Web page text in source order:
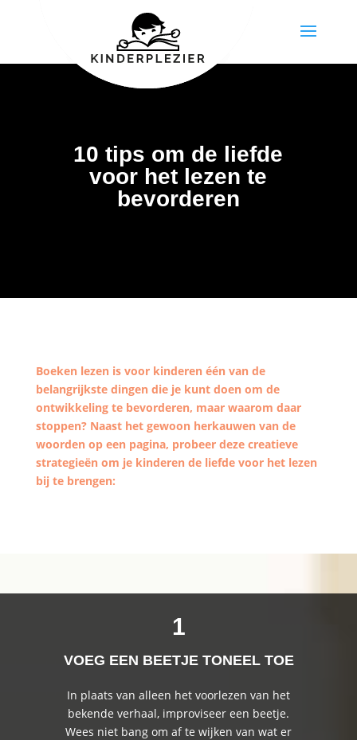
10 tips om de liefde
voor het lezen te
bevorderen
Boeken lezen is voor kinderen één van de
belangrijkste dingen die je kunt doen om de
ontwikkeling te bevorderen, maar waarom daar
stoppen? Naast het gewoon herkauwen van de
woorden op een pagina, probeer deze creatieve
strategieën om je kinderen de liefde voor het lezen
bij te brengen:
1
VOEG EEN BEETJE TONEEL TOE
In plaats van alleen het voorlezen van het
bekende verhaal, improviseer een beetje.
Wees niet bang om af te wijken van wat er